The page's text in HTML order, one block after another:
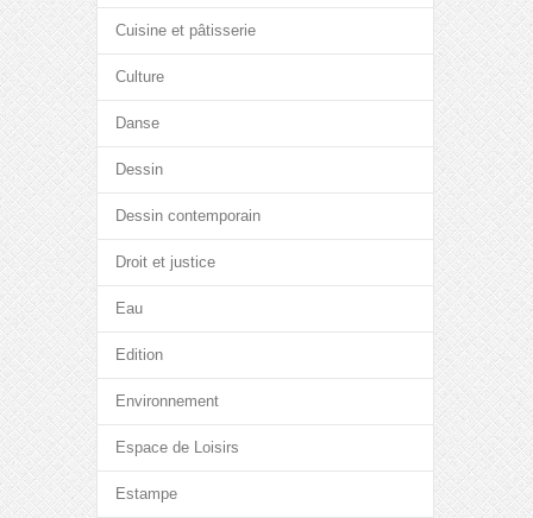
Cuisine et pâtisserie
Culture
Danse
Dessin
Dessin contemporain
Droit et justice
Eau
Edition
Environnement
Espace de Loisirs
Estampe